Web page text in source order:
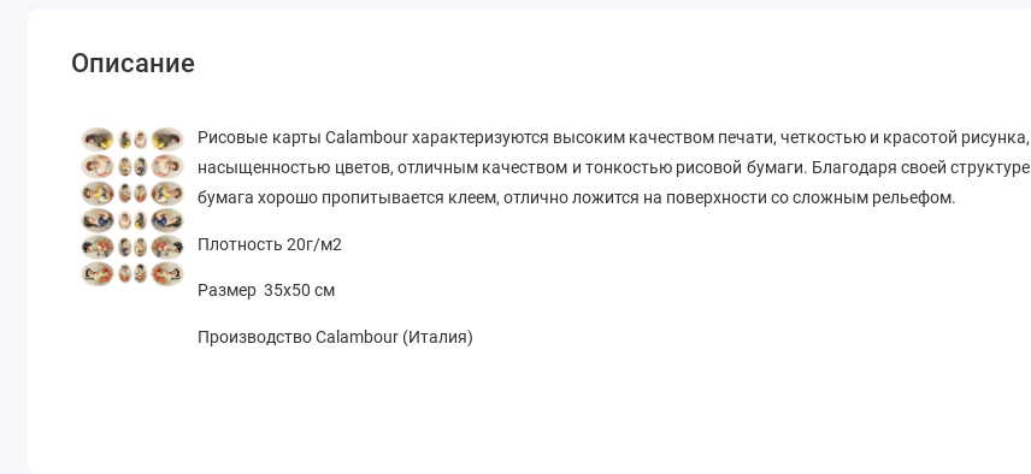
Описание
Рисовые карты Calambour характеризуются высоким качеством печати, четкостью и красотой рисунка,
насыщенностью цветов, отличным качеством и тонкостью рисовой бумаги. Благодаря своей структуре
бумага хорошо пропитывается клеем, отлично ложится на поверхности со сложным рельефом.
Плотность 20г/м2
Размер 35х50 см
Производство Calambour (Италия)